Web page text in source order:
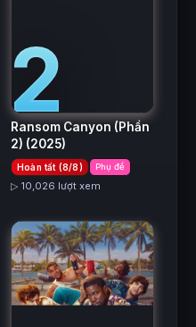
2
Ransom Canyon (Phần
2) (2025)
Hoàn tất (8/8) Phụ đề
▷ 10,026 lượt xem